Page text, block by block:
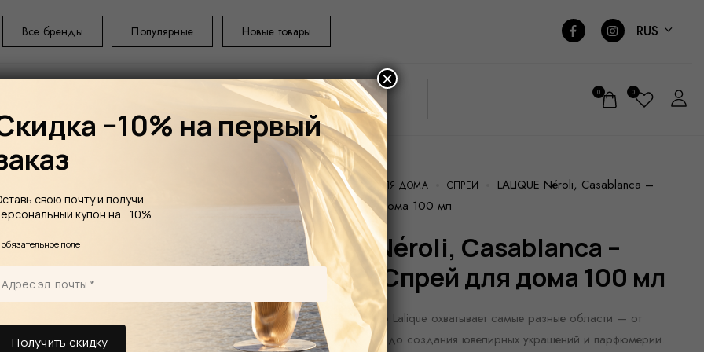
Все бренды Популярные Новые товары RUS
0 0
ГЛАВНАЯ АРОМАТЫ ДЛЯ ДОМА СПРЕИ
LALIQUE Néroli, Casablanca –
Morocco, Спрей для дома 100 мл
LALIQUE Néroli, Casablanca –
Morocco, Спрей для дома 100 мл
Уникальное мастерство Lalique охватывает самые разные области — от
изготовления хрусталя до создания ювелирных украшений и парфюмерии.
−10% на первый
свою почту и получи
купон на −10%
обязательное поле
×